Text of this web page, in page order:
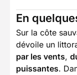
En
Sur la côte
dévoile un
par les vents,
puissantes.